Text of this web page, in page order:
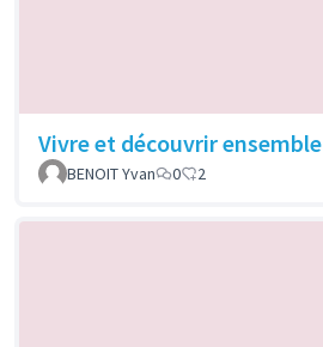
Vivre et découvrir ensemble
BENOIT Yvan
0 2